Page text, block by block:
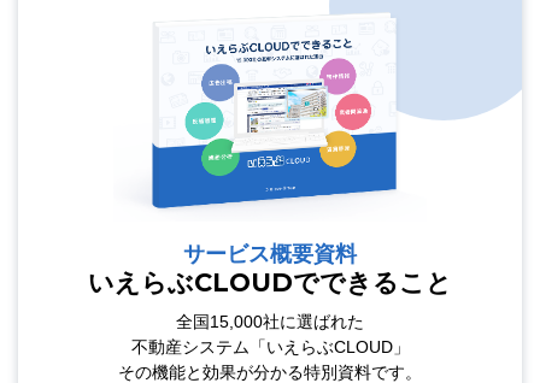
サービス概要資料
いえらぶCLOUDでできること
全国15,000社に選ばれた
不動産システム「いえらぶCLOUD」
その機能と効果が分かる特別資料です。